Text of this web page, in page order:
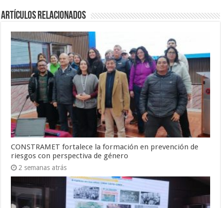
Artículos Relacionados
CONSTRAMET fortalece la formación en prevención de
riesgos con perspectiva de género
2 semanas atrás